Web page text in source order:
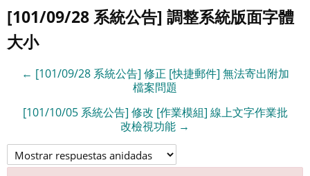
[101/09/28 系統公告] 調整系統版面字體
大小
← [101/09/28 系統公告] 修正 [快捷郵件] 無法寄出附加
檔案問題
[101/10/05 系統公告] 修改 [作業模組] 線上文字作業批
改檢視功能 →